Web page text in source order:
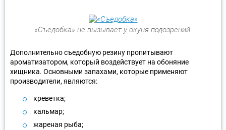
«Съедобка» не вызывает у окуня подозрений.
Дополнительно съедобную резину пропитывают
ароматизатором, который воздействует на обоняние
хищника. Основными запахами, которые применяют
производители, являются:
креветка;
кальмар;
жареная рыба;